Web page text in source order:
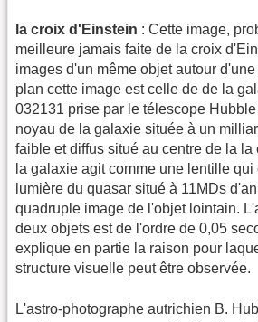
la croix d'Einstein : Cette image,
meilleure jamais faite de la croix
images d'un même objet autour
plan cette image est celle de de la
032131 prise par le télescope
noyau de la galaxie située à un
faible et diffus situé au centre de la la
la galaxie agit comme une lentille
lumière du quasar situé à 11MDs
quadruple image de l'objet lointain.
deux objets est de l'ordre de 0,05
explique en partie la raison pour
structure visuelle peut être observée.
L'astro-photographe autrichien B.